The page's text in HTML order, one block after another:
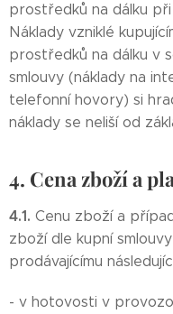
prostředků na dálku při
Náklady vzniklé
prostředků na dálku v
smlouvy (náklady na
telefonní hovory) si
náklady se neliší od
4. Cena zboží a
4.1. Cenu zboží a
zboží dle kupní
prodávajícímu
- v hotovosti v